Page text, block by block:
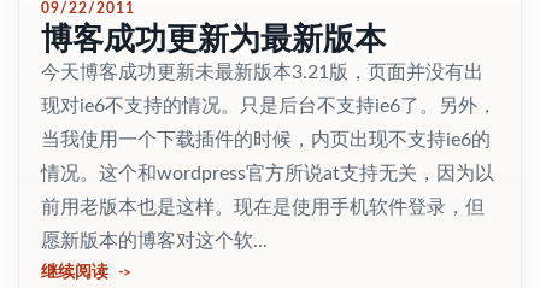
09/22/2011
博客成功更新为最新版本
今天博客成功更新未最新版本3.21版，页面并没有出
现对ie6不支持的情况。只是后台不支持ie6了。另外，
当我使用一个下载插件的时候，内页出现不支持ie6的
情况。这个和wordpress官方所说at支持无关，因为以
前用老版本也是这样。现在是使用手机软件登录，但
愿新版本的博客对这个软...
继续阅读